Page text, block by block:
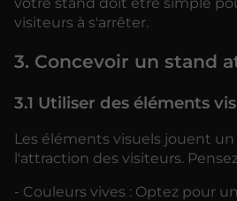
visiteurs à s'arrêter.
3. Concevoir un stand
3.1 Utiliser des éléments
Les éléments visuels jouent
l'attraction des visiteurs.
- Couleurs vives : Optez pour